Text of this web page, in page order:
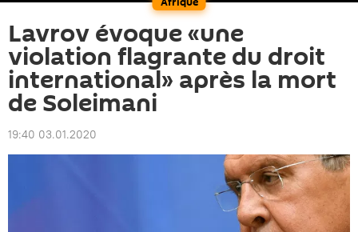
Lavrov évoque «une
violation flagrante du droit
international» après la mort
de Soleimani
19:40 03.01.2020